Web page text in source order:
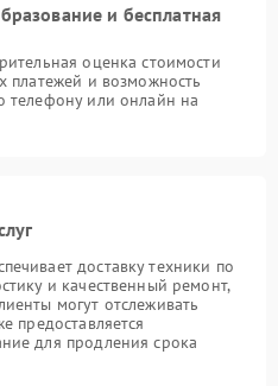
и бесплатная
оценка стоимости
платежей и возможность
телефону или онлайн на
доставку техники по
и качественный ремонт,
могут отслеживать
предоставляется
для продления срока